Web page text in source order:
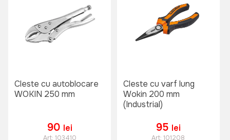
Cleste cu autoblocare
WOKIN 250 mm
90 lei
Art: 103410
Cleste cu varf lung
Wokin 200 mm
(Industrial)
95 lei
Art: 101208